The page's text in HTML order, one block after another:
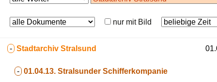
nur mit Bild
- Stadtarchiv Stralsund
- 01.04.13. Stralsunder Schifferkompanie